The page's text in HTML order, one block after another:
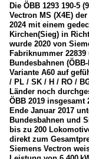
Die ÖBB 1293 190-5
Vectron MS (X4E)
2024 mit einem
Kirchen(Sieg) in
wurde 2020 von
Fabriknummer
Bundesbahnen
Variante A60 auf
/ PL / SK / H / RO /
Länder noch
ÖBB 2019 insgesamt
Ende Januar 2017
Bundesbahnen und
bis zu 200
direkt zum
Siemens Vectron